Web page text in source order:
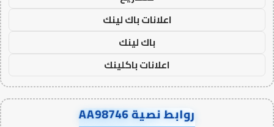
اعلانات باك لينك
باك لينك
اعلانات باكلينك
روابط نصية AA98746